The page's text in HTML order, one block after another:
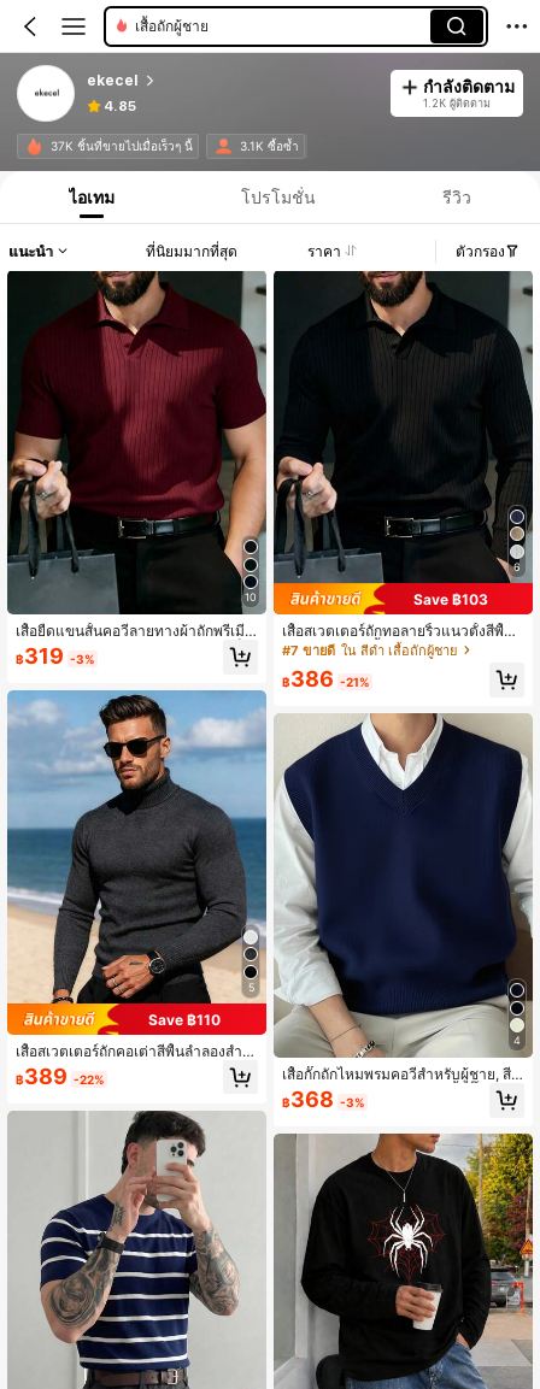
เสื้อถักผู้ชาย
ekecel
4.85
กำลังติดตาม
1.2K ผู้ติดตาม
37K ชิ้นที่ขายไปเมื่อเร็วๆ นี้ 3.1K ซื้อซ้ำ
ไอเทม โปรโมชั่น รีวิว
แนะนำ ที่นิยมมากที่สุด ราคา ตัวกรอง
10
เสื้อยืดแขนสั้นคอวีลายทางผ้าถักพรีเมีย
มบางหลวมสำหรับผู้ชาย สบายและเย็น
สบาย แฟชั่นฤดูร้อน ลำลองจำเป็น
฿319 -3%
5
Save ฿110
เสื้อสเวตเตอร์ถักคอเต่าสีพื้นลำลองสำห
รับผู้ชาย ฤดูใบไม้ร่วง/ฤดูหนาว
฿389 -22%
6
Save ฿103
เสื้อสเวตเตอร์ถักทอลายริ้วแนวตั้งสีพื้น
สำหรับผู้ชาย, เสื้อแขนยาวอเนกประสง
#7 ขายดี ใน สีดำ เสื้อถักผู้ชาย
฿386 -21%
4
เสื้อกั๊กถักไหมพรมคอวีสำหรับผู้ชาย, สีพื้
นเรียบง่าย, สไตล์คลาสสิก, เสื้อกั๊กสเวตเ
ตอร์ทรงเข้ารูปอเนกประสงค์, สำหรับฤดู
฿368 -3%